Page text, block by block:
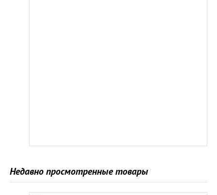
Недавно просмотренные товары